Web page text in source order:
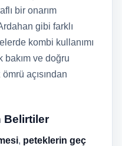
bir onarım
gibi farklı
kombi kullanımı
ve doğru
açısından
Belirtiler
, peteklerin geç